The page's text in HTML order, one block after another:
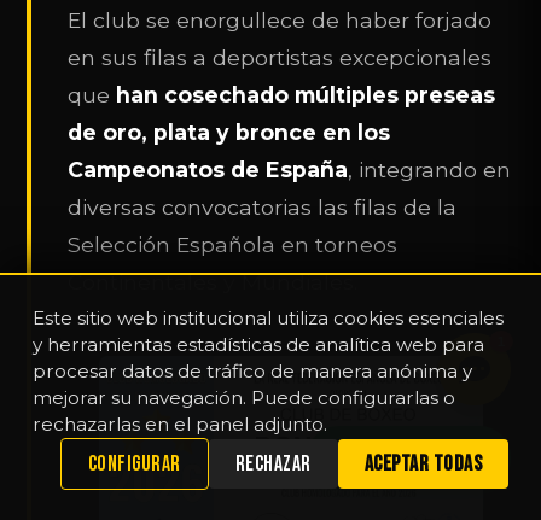
El club se enorgullece de haber forjado
en sus filas a deportistas excepcionales
que han cosechado múltiples preseas
de oro, plata y bronce en los
Campeonatos de España, integrando en
diversas convocatorias las filas de la
Selección Española en torneos
Continentales y Mundiales.
WHATSAPP
Este sitio web institucional utiliza cookies esenciales
y herramientas estadísticas de analítica web para
procesar datos de tráfico de manera anónima y
mejorar su navegación. Puede configurarlas o
rechazarlas en el panel adjunto.
CONFIGURAR RECHAZAR ACEPTAR TODAS